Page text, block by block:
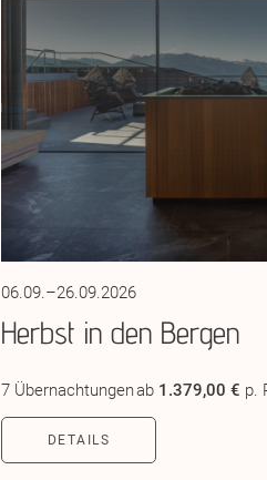
06.09.–26.09.2026
Herbst in den Bergen
7 Übernachtungenab 1.379,00 € p.
DETAILS